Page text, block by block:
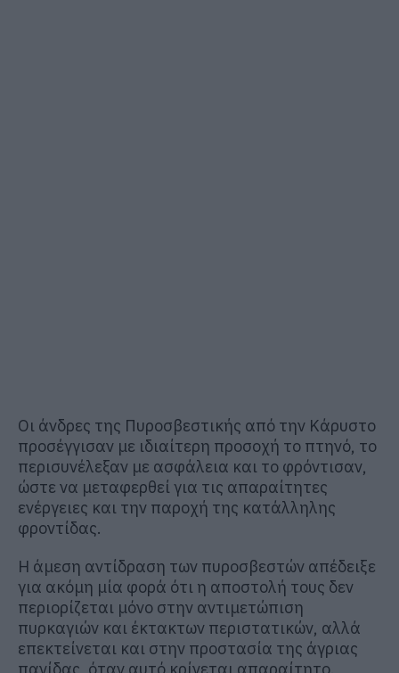
Οι άνδρες της Πυροσβεστικής από την Κάρυστο
προσέγγισαν με ιδιαίτερη προσοχή το πτηνό, το
περισυνέλεξαν με ασφάλεια και το φρόντισαν,
ώστε να μεταφερθεί για τις απαραίτητες
ενέργειες και την παροχή της κατάλληλης
φροντίδας.
Η άμεση αντίδραση των πυροσβεστών απέδειξε
για ακόμη μία φορά ότι η αποστολή τους δεν
περιορίζεται μόνο στην αντιμετώπιση
πυρκαγιών και έκτακτων περιστατικών, αλλά
επεκτείνεται και στην προστασία της άγριας
πανίδας, όταν αυτό κρίνεται απαραίτητο.